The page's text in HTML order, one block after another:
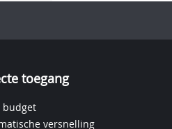
toegang
budget
versnelling